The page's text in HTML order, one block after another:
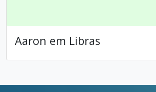
Aaron em Libras